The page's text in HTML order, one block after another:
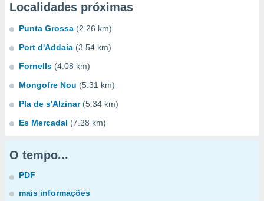
Localidades próximas
Punta Grossa (2.26 km)
Port d'Addaia (3.54 km)
Fornells (4.08 km)
Mongofre Nou (5.31 km)
Pla de s'Alzinar (5.34 km)
Es Mercadal (7.28 km)
O tempo...
PDF
mais informações